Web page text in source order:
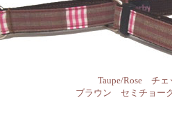
Taupe/Rose チェ
ブラウン セミチョー